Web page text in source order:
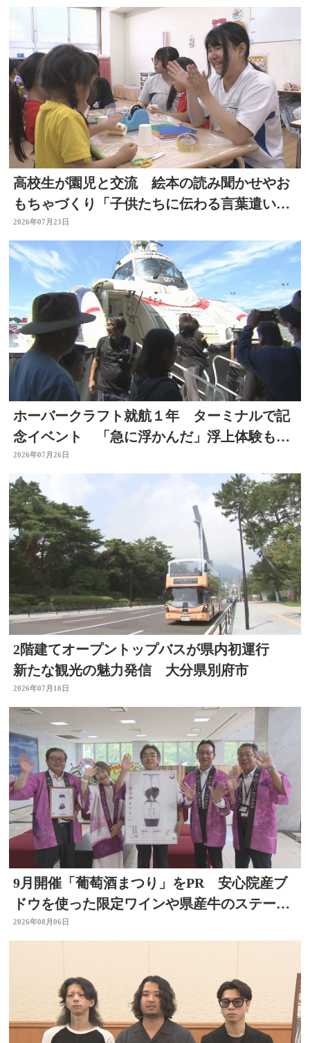
高校生が園児と交流 絵本の読み聞かせやお
もちゃづくり「子供たちに伝わる言葉遣いが
大切と思った」大分
2026年07月23日
ホーバークラフト就航１年 ターミナルで記
念イベント 「急に浮かんだ」浮上体験も
大分
2026年07月26日
2階建てオープントップバスが県内初運行
新たな観光の魅力発信 大分県別府市
2026年07月18日
9月開催「葡萄酒まつり」をPR 安心院産ブ
ドウを使った限定ワインや県産牛のステーキ
など 大分
2026年08月06日